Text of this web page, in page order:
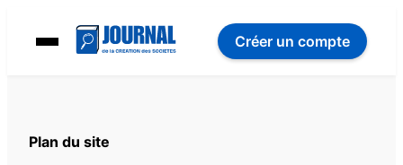
Créer un compte
Plan du site